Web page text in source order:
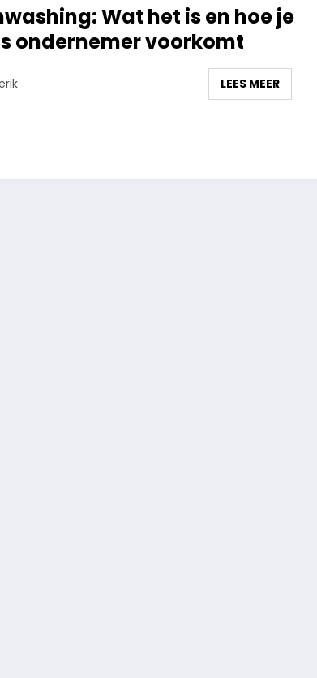
Wat het is en hoe je
ondernemer voorkomt
LEES MEER